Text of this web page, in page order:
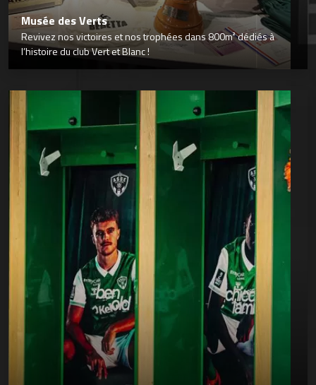
Musée des Verts
Revivez nos victoires et nos trophées dans 800m² dédiés à
l’histoire du club Vert et Blanc !